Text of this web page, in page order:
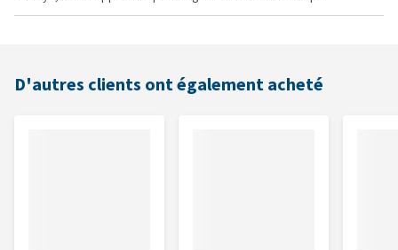
D'autres clients ont également acheté